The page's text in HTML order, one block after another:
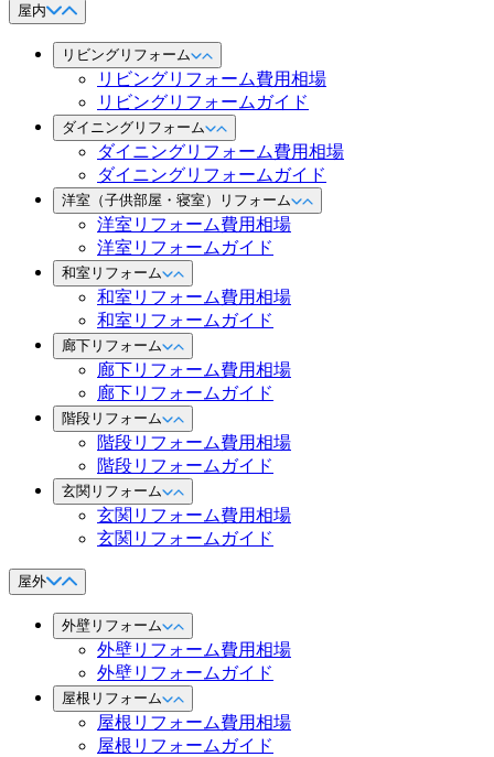
屋内
リビングリフォーム
リビングリフォーム費用相場
リビングリフォームガイド
ダイニングリフォーム
ダイニングリフォーム費用相場
ダイニングリフォームガイド
洋室（子供部屋・寝室）リフォーム
洋室リフォーム費用相場
洋室リフォームガイド
和室リフォーム
和室リフォーム費用相場
和室リフォームガイド
廊下リフォーム
廊下リフォーム費用相場
廊下リフォームガイド
階段リフォーム
階段リフォーム費用相場
階段リフォームガイド
玄関リフォーム
玄関リフォーム費用相場
玄関リフォームガイド
屋外
外壁リフォーム
外壁リフォーム費用相場
外壁リフォームガイド
屋根リフォーム
屋根リフォーム費用相場
屋根リフォームガイド